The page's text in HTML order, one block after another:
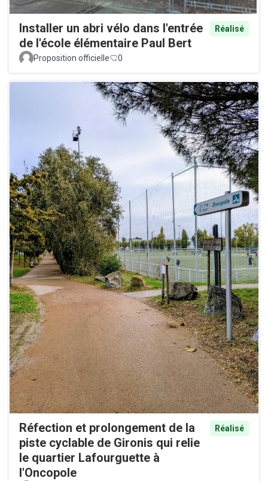
Installer un abri vélo dans l'entrée
de l'école élémentaire Paul Bert
Réalisé
Proposition officielle 0
Réfection et prolongement de la
piste cyclable de Gironis qui relie
le quartier Lafourguette à
l'Oncopole
Réalisé